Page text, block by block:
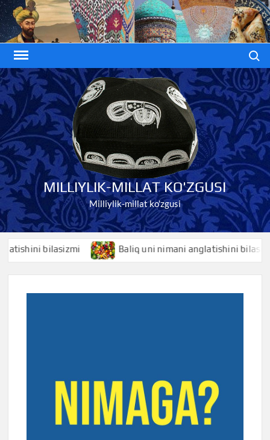
Skip
to
content
MILLIYLIK-MILLAT KO'ZGUSI
Milliylik-millat ko'zgusi
bilasizmi Baliq uni nimani anglatishini bilasizmi